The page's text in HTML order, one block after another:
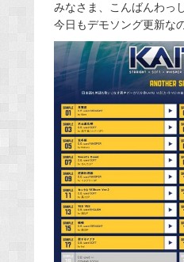
c
e
b
o
みなさま、こんばんわっ
今日もデモソング更新な